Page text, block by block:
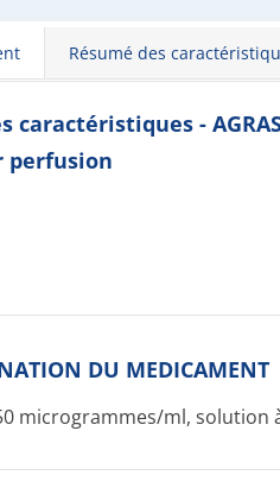
Résumé des
caractéristiques -
perfusion
DU MEDICAMENT
microgram­mes/ml,